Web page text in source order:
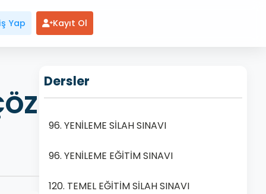
Yap Kayıt Ol
Dersler
96. YENİLEME SİLAH SINAVI
96. YENİLEME EĞİTİM SINAVI
120. TEMEL EĞİTİM SİLAH SINAVI